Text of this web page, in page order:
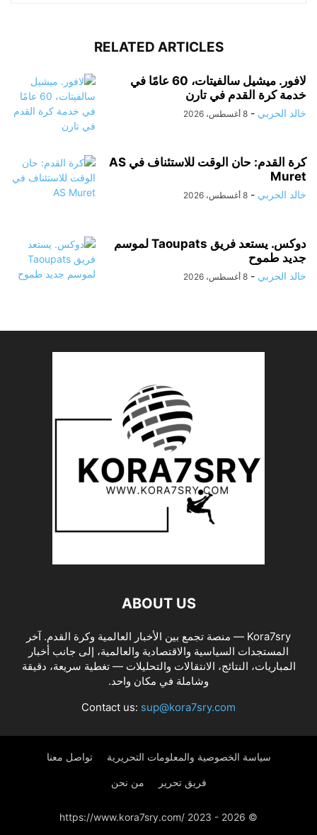
RELATED ARTICLES
لافور. ميشيل سالفيتات، 60 عامًا في
خدمة كرة القدم في تارن
خالد الحربي - 8 أغسطس، 2026
كرة القدم: حان الوقت للاستئناف في AS
Muret
خالد الحربي - 8 أغسطس، 2026
دوكس. يستعد فريق Taoupats لموسم
جديد طموح
خالد الحربي - 8 أغسطس، 2026
ABOUT US
Kora7sry — منصة تجمع بين الأخبار العالمية وكرة القدم. آخر
المستجدات السياسية والاقتصادية والعالمية، إلى جانب أخبار
المباريات، النتائج، الانتقالات والتحليلات — تغطية سريعة، دقيقة
وشاملة في مكان واحد.
Contact us: sup@kora7sry.com
سياسة الخصوصية والمعلومات التحريرية تواصل معنا
فريق تحرير من نحن
© https://www.kora7sry.com/ 2023 - 2026